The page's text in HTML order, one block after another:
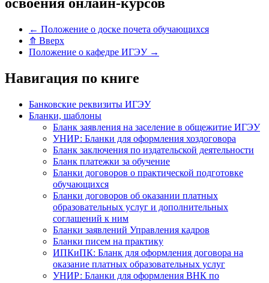
освоения онлайн-курсов
← Положение о доске почета обучающихся
⤊ Вверх
Положение о кафедре ИГЭУ →
Навигация по книге
Банковские реквизиты ИГЭУ
Бланки, шаблоны
Бланк заявления на заселение в общежитие ИГЭУ
УНИР: Бланки для оформления хоздоговора
Бланк заключения по издательской деятельности
Бланк платежки за обучение
Бланки договоров о практической подготовке
обучающихся
Бланки договоров об оказании платных
образовательных услуг и дополнительных
соглашений к ним
Бланки заявлений Управления кадров
Бланки писем на практику
ИПКиПК: Бланк для оформления договора на
оказание платных образовательных услуг
УНИР: Бланки для оформления ВНК по